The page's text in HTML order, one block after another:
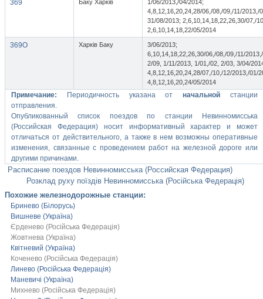
369 Баку Харків
1/06/2013,/04/2014;
4,8,12,16,20,24,28/06,/08,/09,/11/2013,/
31/08/2013; 2,6,10,14,18,22,26,30/07,/
2,6,10,14,18,22/05/2014
369О Харків Баку
3/06/2013;
6,10,14,18,22,26,30/06,/08,/09,/11/
2/09, 1/11/2013, 1/01,/02, 2/03, 3/04/
4,8,12,16,20,24,28/07,/10,/12/2013,/01/
4,8,12,16,20,24/05/2014
Примечание: Периодичность указана отначальной станции
отправления.
Опубликованный список поездов по станции Невинномисська
(Российская Федерация) носит информативный характер и может
отличаться от действительного, а также в нем возможны оперативные
изменения, связанные с проведением работ на железной дороге или
другими причинами.
Расписание поездов Невинномисська (Российская Федерация)
Розклад руху поїздів Невинномисська (Російська Федерація)
Похожие железнодорожные станции:
Бринево (Білорусь)
Вишневе (Україна)
Єрденево (Російська Федерація)
Жовтнева (Україна)
Квітневий (Україна)
Коченево (Російська Федерація)
Линево (Російська Федерація)
Маневичі (Україна)
Михнево (Російська Федерація)